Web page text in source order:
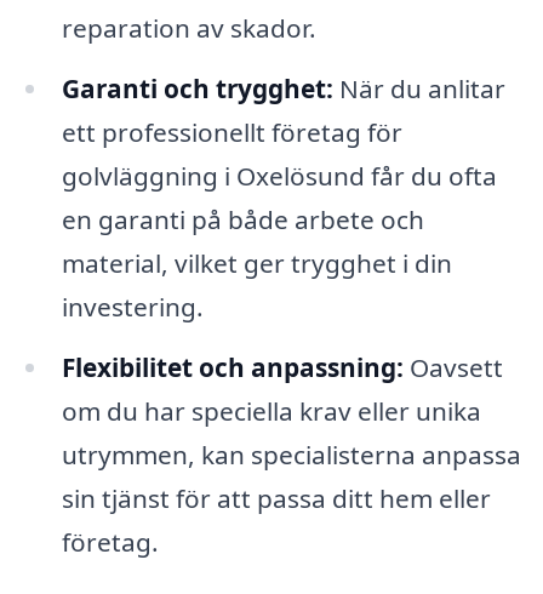
reparation av skador.
Garanti och trygghet: När du anlitar
ett professionellt företag för
golvläggning i Oxelösund får du ofta
en garanti på både arbete och
material, vilket ger trygghet i din
investering.
Flexibilitet och anpassning: Oavsett
om du har speciella krav eller unika
utrymmen, kan specialisterna anpassa
sin tjänst för att passa ditt hem eller
företag.